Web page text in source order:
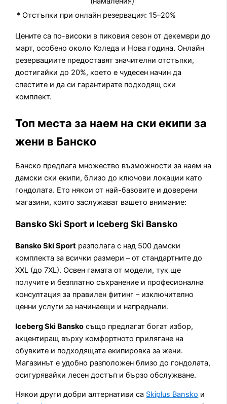
* Отстъпки при онлайн резервация: 15–20%
Цените са по-високи в пиковия сезон от декември до
март, особено около Коледа и Нова година. Онлайн
резервациите предоставят значителни отстъпки,
достигайки до 20%, което е чудесен начин да
спестите и да си гарантирате подходящ ски
комплект.
Топ места за наем на ски екипи за
жени в Банско
Банско предлага множество възможности за наем на
дамски ски екипи, близо до ключови локации като
гондолата. Ето някои от най-базовите и доверени
магазини, които заслужават вашето внимание:
Bansko Ski Sport и Iceberg Ski Bansko
Bansko Ski Sport разполага с над 500 дамски
комплекта за всички размери – от стандартните до
XXL (до 7XL). Освен гамата от модели, тук ще
получите и безплатно съхранение и професионална
консултация за правилен фитинг – изключително
ценни услуги за начинаещи и напреднали.
Iceberg Ski Bansko също предлагат богат избор,
акцентиращ върху комфортното прилягане на
обувките и подходящата екипировка за жени.
Магазинът е удобно разположен близо до гондолата,
осигурявайки лесен достъп и бързо обслужване.
Някои други добри алтернативи са Skiplus Bansko и